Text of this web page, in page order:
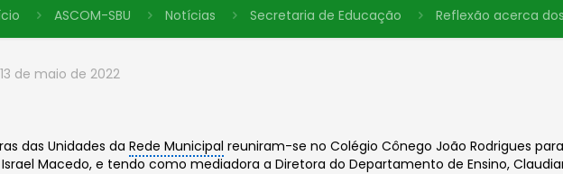
ASCOM-SBU Notícias Secretaria de Educação Reflexão acerca dos
13 de maio de 2022
das Unidades daRede Municipal reuniram-se no Colégio Cônego João Rodrigues
Israel Macedo, e tendo como mediadora a Diretora do Departamento de Ensino,